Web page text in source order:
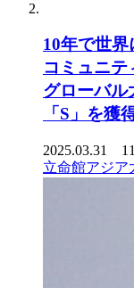
10年で世界
コミュニ
グローバル
「S」を獲
2025.03.31
立命館アジア